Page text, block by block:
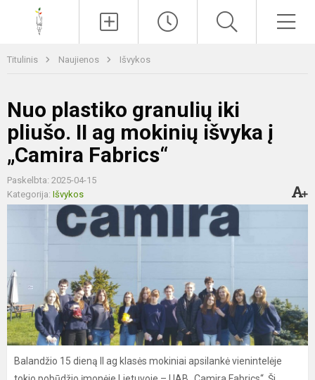
Titulinis Naujienos Išvykos
Nuo plastiko granulių iki
pliušo. II ag mokinių išvyka į
„Camira Fabrics“
Paskelbta: 2025-04-15
Kategorija: Išvykos
Balandžio 15 dieną II ag klasės mokiniai apsilankė vienintelėje